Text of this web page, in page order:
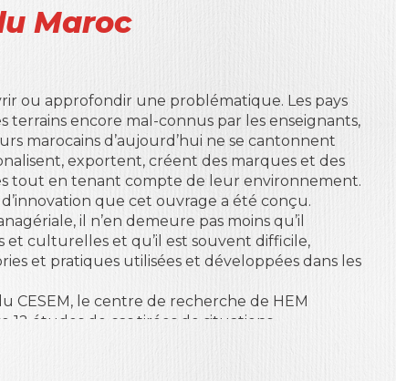
Maroc
ou approfondir une problématique. Les pays
encore mal-connus par les enseignants,
marocains d’aujourd’hui ne se cantonnent
exportent, créent des marques et des
tout en tenant compte de leur environnement.
que cet ouvrage a été conçu.
il n’en demeure pas moins qu’il
et culturelles et qu’il est souvent difficile,
et pratiques utilisées et développées dans les
le centre de recherche de HEM
12 études de cas tirées de situations
très grandes entreprises du Royaume, vous les
tout au long de leur cycle de vie, et